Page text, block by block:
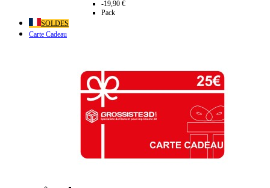
-19,90 €
Pack
SOLDES
Carte Cadeau